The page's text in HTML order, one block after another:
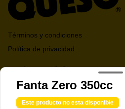
Términos y condiciones
Política de privacidad
Redes sociales
Fanta Zero 350cc
Este producto no esta disponible